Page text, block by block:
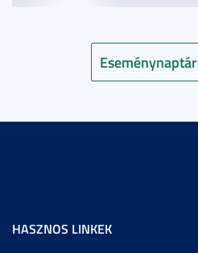
Eseménynaptár
HASZNOS LINKEK